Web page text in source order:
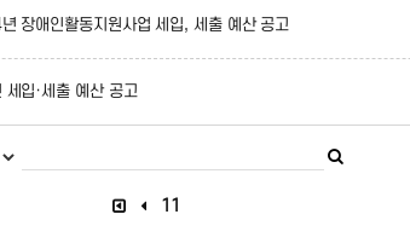
장애인활동지원사업 세입, 세출 예산 공고
입·세출 예산 공고
11